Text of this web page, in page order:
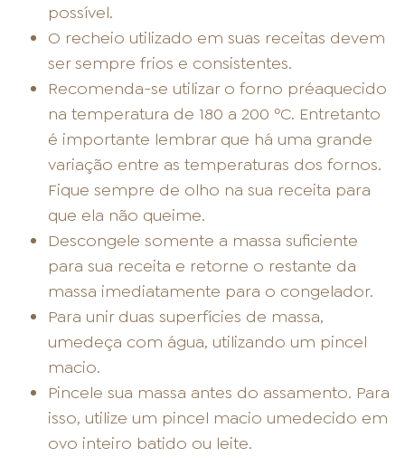
possível.
O recheio utilizado em suas receitas devem
ser sempre frios e consistentes.
Recomenda-se utilizar o forno préaquecido
na temperatura de 180 a 200 ºC. Entretanto
é importante lembrar que há uma grande
variação entre as temperaturas dos fornos.
Fique sempre de olho na sua receita para
que ela não queime.
Descongele somente a massa suficiente
para sua receita e retorne o restante da
massa imediatamente para o congelador.
Para unir duas superfícies de massa,
umedeça com água, utilizando um pincel
macio.
Pincele sua massa antes do assamento. Para
isso, utilize um pincel macio umedecido em
ovo inteiro batido ou leite.